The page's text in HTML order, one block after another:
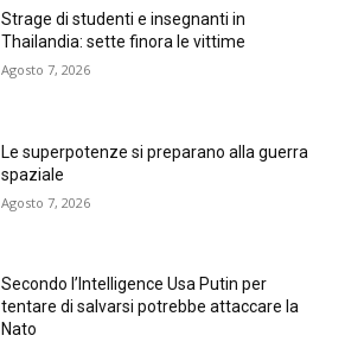
Strage di studenti e insegnanti in
Thailandia: sette finora le vittime
Agosto 7, 2026
Le superpotenze si preparano alla guerra
spaziale
Agosto 7, 2026
Secondo l’Intelligence Usa Putin per
tentare di salvarsi potrebbe attaccare la
Nato